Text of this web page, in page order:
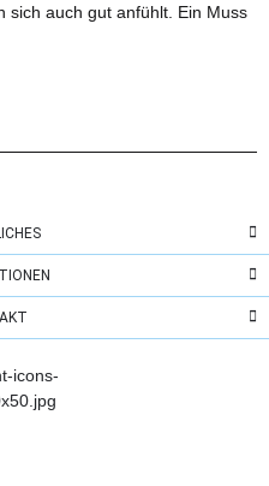
sich auch gut anfühlt. Ein Muss